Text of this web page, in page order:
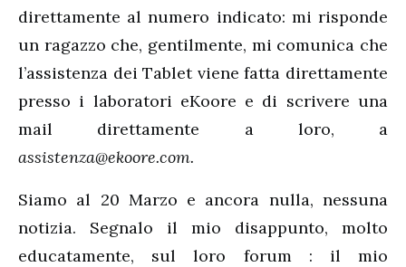
direttamente al numero indicato: mi risponde
un ragazzo che, gentilmente, mi comunica che
l’assistenza dei Tablet viene fatta direttamente
presso i laboratori eKoore e di scrivere una
mail direttamente a loro, a
assistenza@ekoore.com.
Siamo al 20 Marzo e ancora nulla, nessuna
notizia. Segnalo il mio disappunto, molto
educatamente, sul loro forum : il mio